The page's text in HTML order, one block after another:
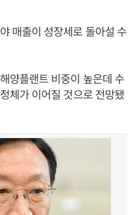
매출이 성장세로 돌아설 수
양플랜트 비중이 높은데 수
체가 이어질 것으로 전망됐